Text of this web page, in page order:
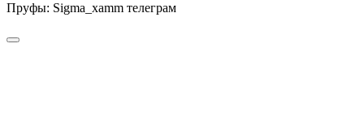
Пруфы: Sigma_xamm телеграм